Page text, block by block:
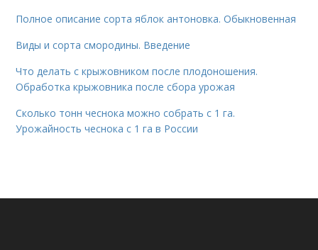
Полное описание сорта яблок антоновка. Обыкновенная
Виды и сорта смородины. Введение
Что делать с крыжовником после плодоношения.
Обработка крыжовника после сбора урожая
Сколько тонн чеснока можно собрать с 1 га.
Урожайность чеснока с 1 га в России